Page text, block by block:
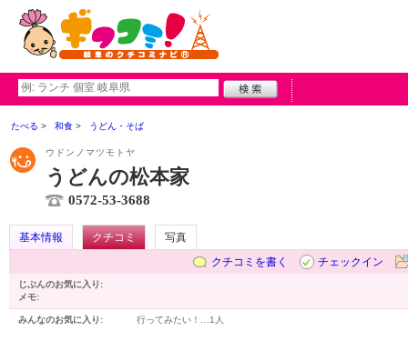
たべる 和食 うどん・そば
ウドンノマツモトヤ
うどんの松本家
0572-53-3688
基本情報 クチコミ
写真
クチコミを書く
チェックイン
じぶんのお気に入り:
メモ:
みんなのお気に入り: 行ってみたい！… 1人